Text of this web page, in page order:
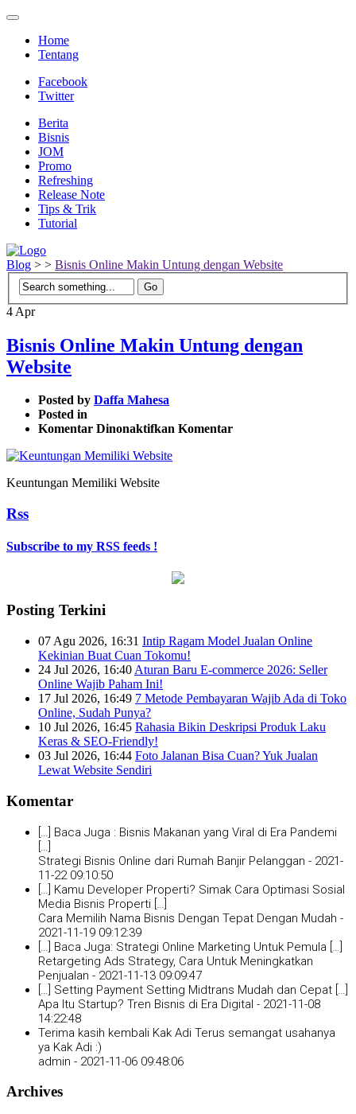
Home
Tentang
Facebook
Twitter
Berita
Bisnis
JOM
Promo
Refreshing
Release Note
Tips & Trik
Tutorial
Blog > > Bisnis Online Makin Untung dengan Website
4 Apr
Bisnis Online Makin Untung dengan
Website
Posted by Daffa Mahesa
Posted in
Komentar Dinonaktifkan pada
Komentar
Keuntungan Memiliki Website
Rss
Subscribe to my RSS feeds !
Posting Terkini
07 Agu 2026, 16:31 Intip Ragam Model Jualan Online
Kekinian Buat Cuan Tokomu!
24 Jul 2026, 16:40 Aturan Baru E-commerce 2026: Seller
Online Wajib Paham Ini!
17 Jul 2026, 16:49 7 Metode Pembayaran Wajib Ada di Toko
Online, Sudah Punya?
10 Jul 2026, 16:45 Rahasia Bikin Deskripsi Produk Laku
Keras & SEO-Friendly!
03 Jul 2026, 16:44 Foto Jalanan Bisa Cuan? Yuk Jualan
Lewat Website Sendiri
Komentar
[…] Baca Juga : Bisnis Makanan yang Viral di Era Pandemi
Strategi Bisnis Online dari Rumah Banjir Pelanggan - 2021-
11-22 09:10:50
[…] Kamu Developer Properti? Simak Cara Optimasi Sosial
Media Bisnis Properti […]
Cara Memilih Nama Bisnis Dengan Tepat Dengan Mudah -
2021-11-19 09:12:39
[…] Baca Juga: Strategi Online Marketing Untuk Pemula […]
Retargeting Ads Strategy, Cara Untuk Meningkatkan
Penjualan - 2021-11-13 09:09:47
[…] Setting Payment Setting Midtrans Mudah dan Cepat […]
Apa Itu Startup? Tren Bisnis di Era Digital - 2021-11-08
14:22:48
Terima kasih kembali Kak Adi Terus semangat usahanya
ya Kak Adi :)
admin - 2021-11-06 09:48:06
Archives